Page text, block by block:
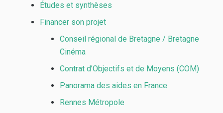
Études et synthèses
Financer son projet
Conseil régional de Bretagne / Bretagne
Cinéma
Contrat d’Objectifs et de Moyens (COM)
Panorama des aides en France
Rennes Métropole